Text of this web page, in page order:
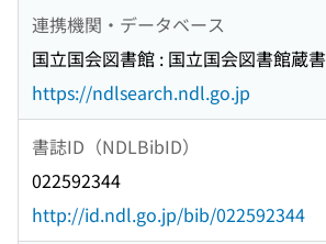
連携機関・データベース
国立国会図書館 : 国立国会図書館蔵書
https://ndlsearch.ndl.go.jp
書誌ID（NDLBibID）
022592344
http://id.ndl.go.jp/bib/022592344